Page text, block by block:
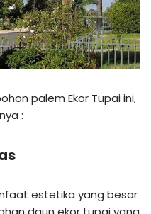
palem Ekor Tupai ini,
:
estetika yang besar